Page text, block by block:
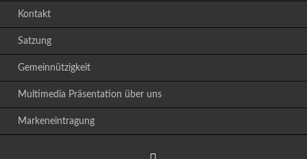
Kontakt
Satzung
Gemeinnützigkeit
Multimedia Präsentation über uns
Markeneintragung